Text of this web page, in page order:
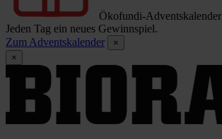
Ökofundi-Adventskalender
Jeden Tag ein neues Gewinnspiel.
Zum Adventskalender
×
×